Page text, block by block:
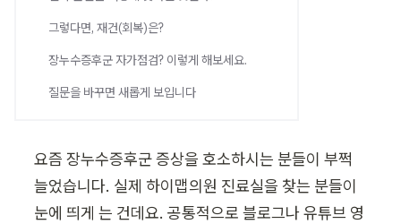
그렇다면, 재건(회복)은?
장누수증후군 자가점검? 이렇게 해보세요.
질문을 바꾸면 새롭게 보입니다
요즘 장누수증후군 증상을 호소하시는 분들이 부쩍
늘었습니다. 실제 하이맵의원 진료실을 찾는 분들이
눈에 띄게 는 건데요. 공통적으로 블로그나 유튜브 영